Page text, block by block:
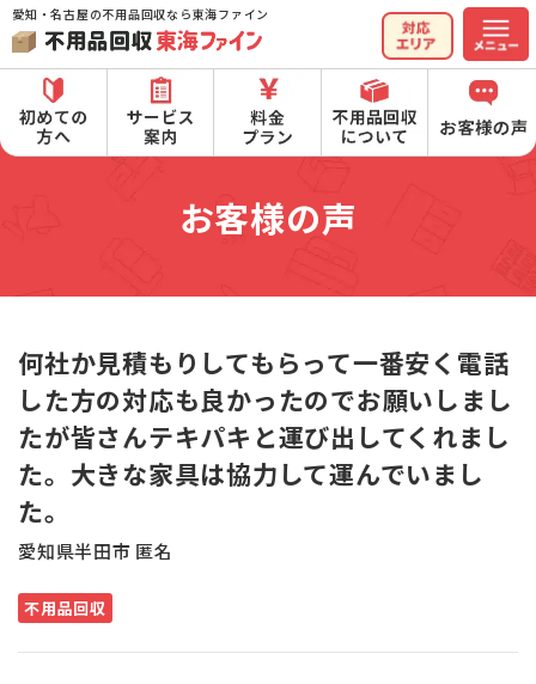
愛知・名古屋の不用品回収なら東海ファイン
お客様の声
何社か見積もりしてもらって一番安く電話
した方の対応も良かったのでお願いしまし
たが皆さんテキパキと運び出してくれまし
た。大きな家具は協力して運んでいまし
た。
愛知県半田市 匿名
不用品回収